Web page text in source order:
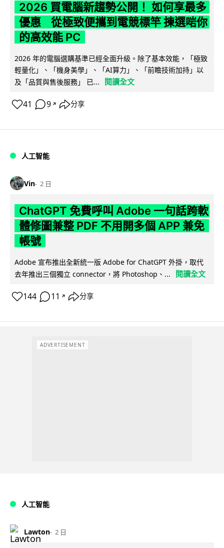
2026 買電腦新趨勢公開！ 如何享最多
優惠 從極致便攜到電競標竿 揀選啱你
的高效能 PC
2026 年的電腦選購基準已經全面升級。除了基本效能，「極致
輕量化」、「機身美學」、「AI算力」、「前瞻技術加持」以
及「品質與售後服務」 已...
閱讀全文
41 9 ↗ 分享
人工智能
Vin 2 日
ChatGPT 免費呼叫 Adobe 一句話跨軟
體修圖兼整 PDF 不用開多個 APP 兼免
帳號
Adobe 宣布推出全新統一版 Adobe for ChatGPT 外掛，取代
去年推出三個獨立 connector，將 Photoshop、...
閱讀全文
144 11 ↗ 分享
ADVERTISEMENT
人工智能
Lawton 2 日